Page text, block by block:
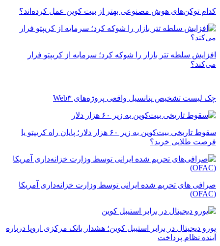
کدام توکن‌های هوش مصنوعی بهتر از بیت کوین عمل کرده‌اند؟
افزایش سلطه تتر بازار را شوکه کرد؛ سرمایه از کریپتو فرار
می‌کند؟
چک ‌لیست تشخیص پتانسیل واقعی پروژه‌های Web۳
سقوط تاریخی بیت‌کوین به زیر ۶۰ هزار دلار؛ پایان راه کریپتو یا
فرصت طلایی خرید؟
صرافی های تحریم شده ایرانی توسط وزارت خزانه‌داری آمریکا
(OFAC)
یورو دیجیتال در برابر استیبل کوین؛ هشدار بانک مرکزی اروپا درباره
آینده نظام پرداخت